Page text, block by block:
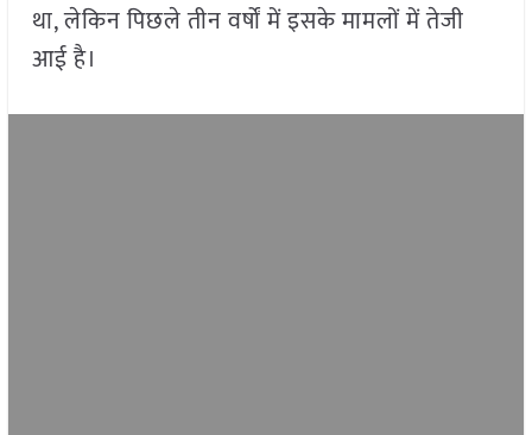
था, लेकिन पिछले तीन वर्षों में इसके मामलों में तेजी
आई है।